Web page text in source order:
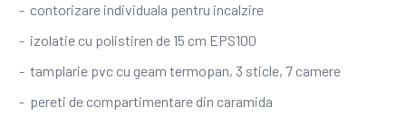
- contorizare individuala pentru incalzire
- izolatie cu polistiren de 15 cm EPS100
- tamplarie pvc cu geam termopan, 3 sticle, 7 camere
- pereti de compartimentare din caramida